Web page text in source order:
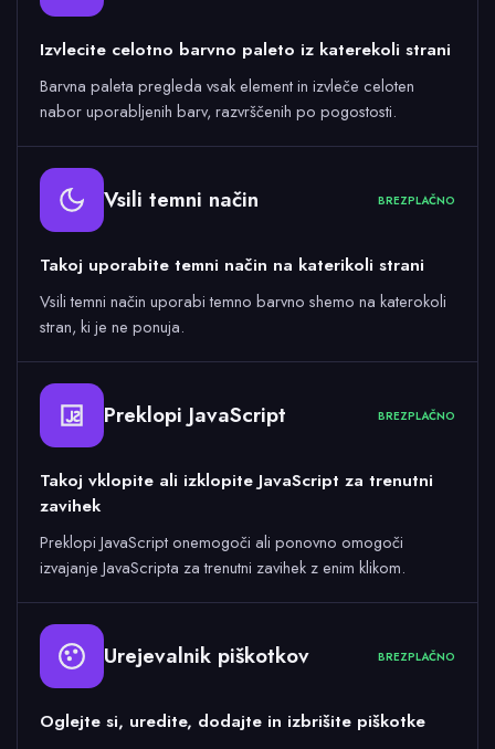
Izvlecite celotno barvno paleto iz katerekoli strani
Barvna paleta pregleda vsak element in izvleče celoten
nabor uporabljenih barv, razvrščenih po pogostosti.
Vsili temni način BREZPLAČNO
Takoj uporabite temni način na katerikoli strani
Vsili temni način uporabi temno barvno shemo na katerokoli
stran, ki je ne ponuja.
Preklopi JavaScript BREZPLAČNO
Takoj vklopite ali izklopite JavaScript za trenutni
zavihek
Preklopi JavaScript onemogoči ali ponovno omogoči
izvajanje JavaScripta za trenutni zavihek z enim klikom.
Urejevalnik piškotkov BREZPLAČNO
Oglejte si, uredite, dodajte in izbrišite piškotke